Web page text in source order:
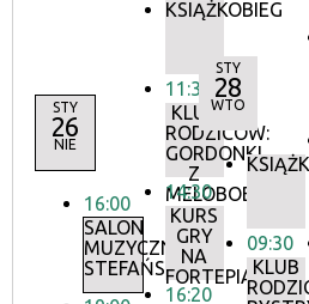
STY
26
NIE
16:00
SALON
MUZYCZNY
STEFAŃSKICH
KSIĄŻKOBIEG
11:30
KLUB
RODZICÓW:
GORDONKI
Z
MELOBOBASEM
14:30
KURS
GRY
NA
FORTEPIANIE
16:20
STY
28
WTO
09:30
KLUB